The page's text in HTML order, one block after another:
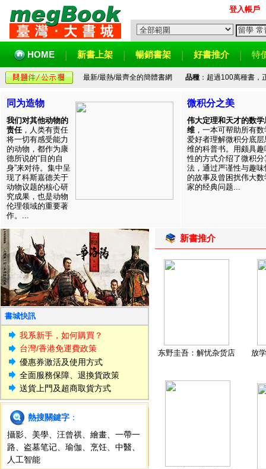
登入帳戶
HOME 新書上架 暢銷書架 好書推介 特
最新/最熱/最齊全的簡體書網 品種：超過100萬種書，
同为造物
我们对其他动物的
责任，人类有责任
将一切有感受能力
的动物，都作为康
德所说的“目的自
身”来对待。集中呈
现了科斯嘉德关于
动物议题的核心研
究成果，也是动物
伦理领域的重要著
作。...
微积分之美
伟大定理和天才的数学
维 ，一本可帮助所有数
爱好者理解微积分底层
维的科普书。用颇具趣
性的方式介绍了微积分
法，通过严谨性与趣味
的故事及曾困扰伟大数
家的经典问题...
書城快訊
我系新手，如何購買？
台灣/香港免運費政策
優惠券激活及使用方式
全面服務保障、退換貨政策
送貨上門及超商取貨方式
熱搜關鍵字 ：
攝影
美學 汪曾祺 繪畫
一帶一
路
盗墓笔记 瑜伽 烹饪 中醫
人工智能
新書推介
东野圭吾：解忧杂货店 放